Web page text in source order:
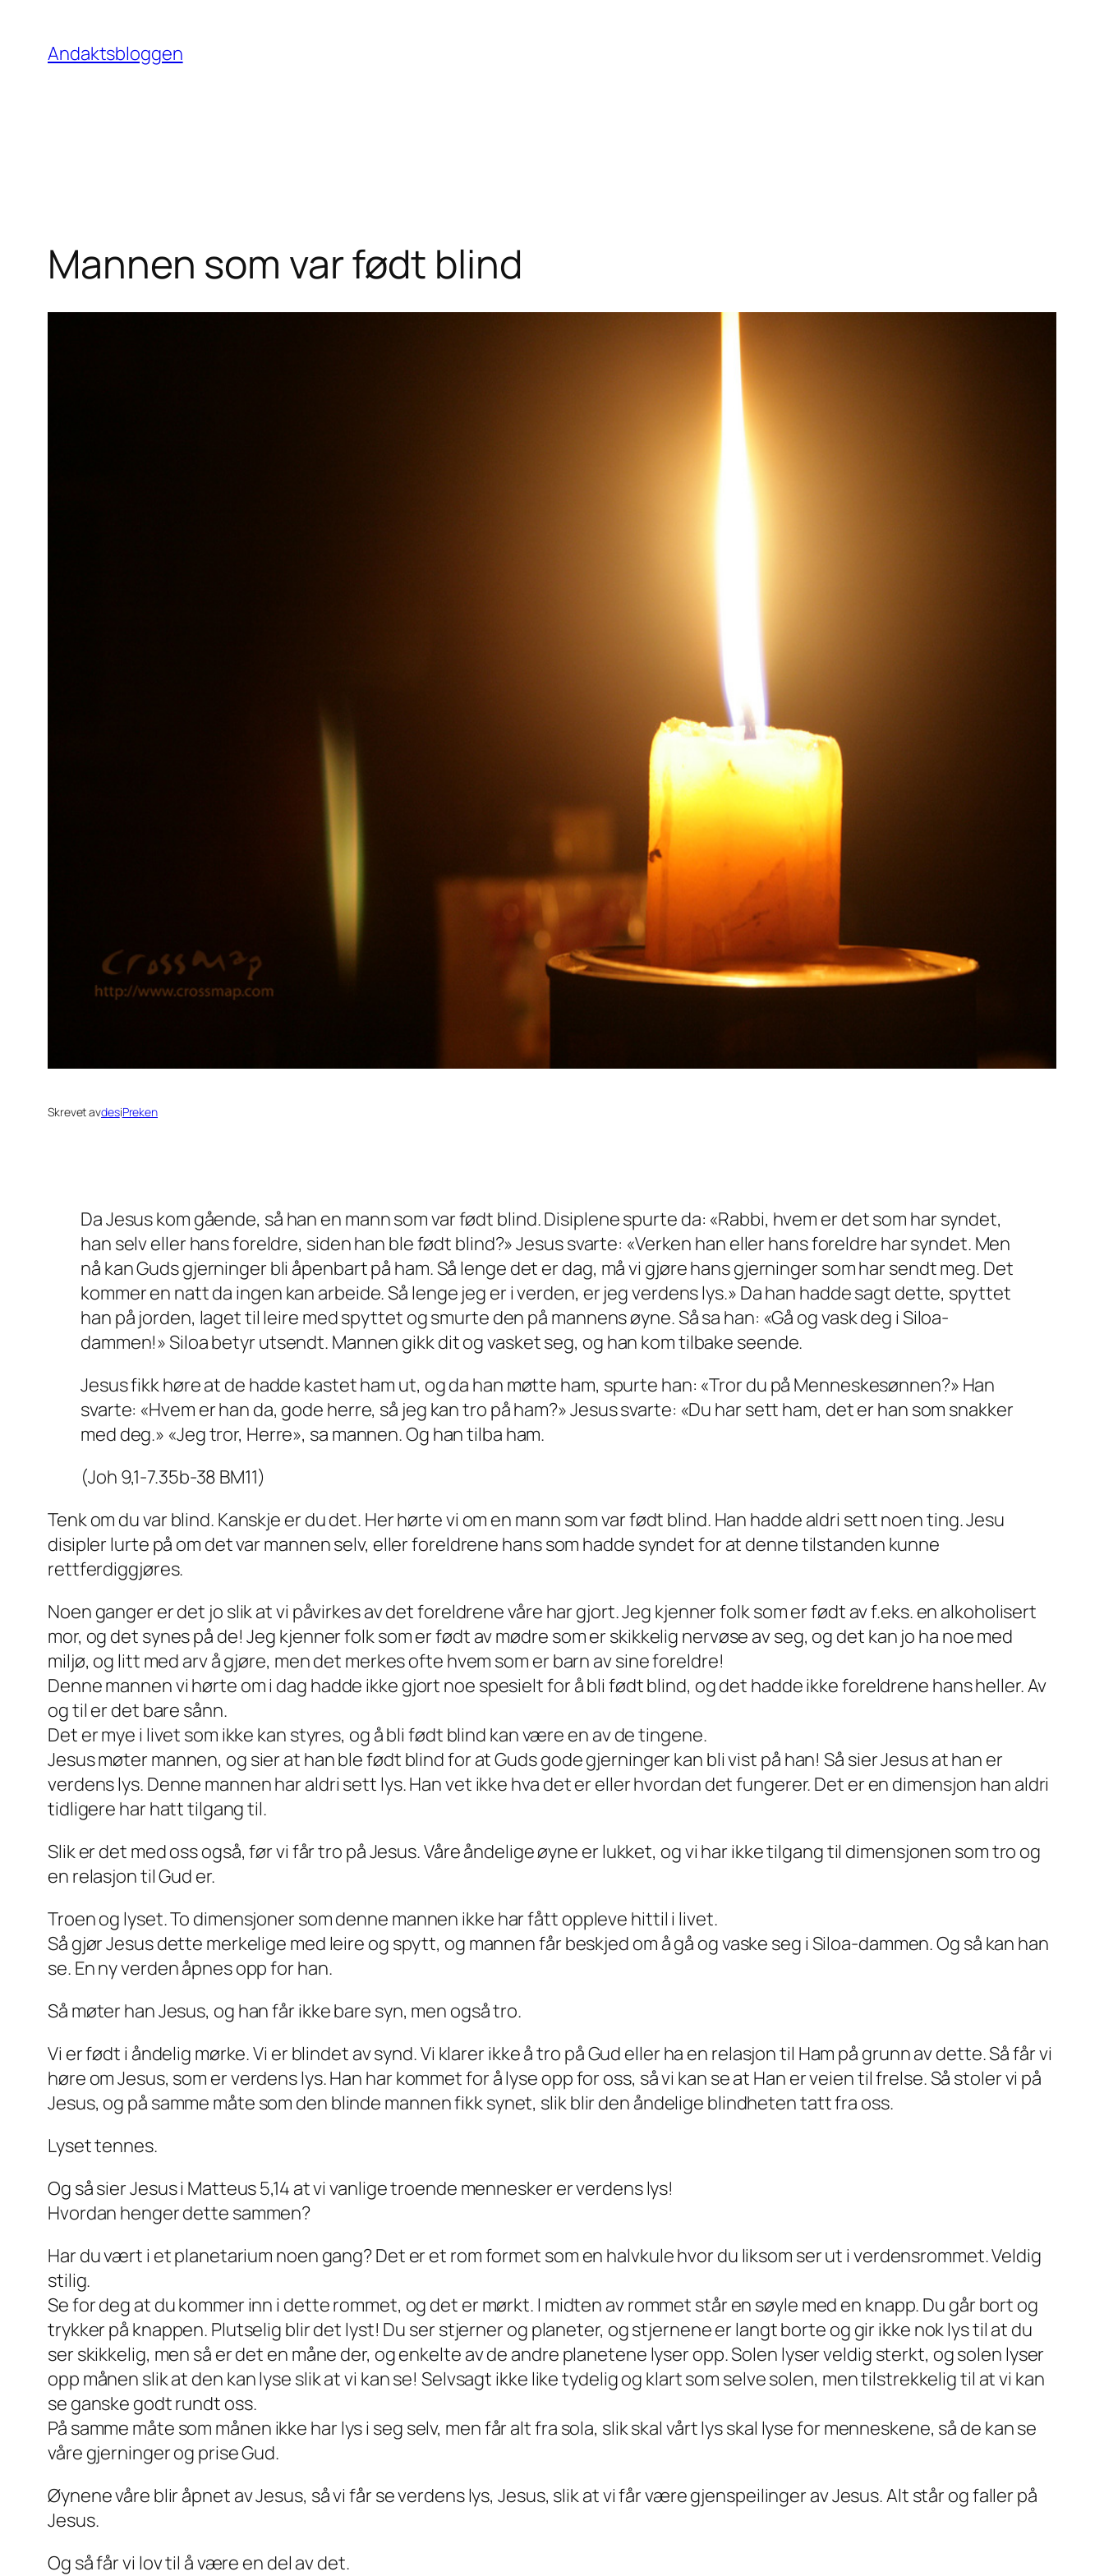
innhold
Andaktsbloggen
Mannen som var født blind
Skrevet avdesiPreken
Da Jesus kom gående, så han en mann som var født blind. Disiplene spurte da: «Rabbi, hvem er det som har syndet,
han selv eller hans foreldre, siden han ble født blind?» Jesus svarte: «Verken han eller hans foreldre har syndet. Men
nå kan Guds gjerninger bli åpenbart på ham. Så lenge det er dag, må vi gjøre hans gjerninger som har sendt meg. Det
kommer en natt da ingen kan arbeide. Så lenge jeg er i verden, er jeg verdens lys.» Da han hadde sagt dette, spyttet
han på jorden, laget til leire med spyttet og smurte den på mannens øyne. Så sa han: «Gå og vask deg i Siloa-
dammen!» Siloa betyr utsendt. Mannen gikk dit og vasket seg, og han kom tilbake seende.
Jesus fikk høre at de hadde kastet ham ut, og da han møtte ham, spurte han: «Tror du på Menneskesønnen?» Han
svarte: «Hvem er han da, gode herre, så jeg kan tro på ham?» Jesus svarte: «Du har sett ham, det er han som snakker
med deg.» «Jeg tror, Herre», sa mannen. Og han tilba ham.
(Joh 9,1-7.35b-38 BM11)
Tenk om du var blind. Kanskje er du det. Her hørte vi om en mann som var født blind. Han hadde aldri sett noen ting. Jesu
disipler lurte på om det var mannen selv, eller foreldrene hans som hadde syndet for at denne tilstanden kunne
rettferdiggjøres.
Noen ganger er det jo slik at vi påvirkes av det foreldrene våre har gjort. Jeg kjenner folk som er født av f.eks. en alkoholisert
mor, og det synes på de! Jeg kjenner folk som er født av mødre som er skikkelig nervøse av seg, og det kan jo ha noe med
miljø, og litt med arv å gjøre, men det merkes ofte hvem som er barn av sine foreldre!
Denne mannen vi hørte om i dag hadde ikke gjort noe spesielt for å bli født blind, og det hadde ikke foreldrene hans heller. Av
og til er det bare sånn.
Det er mye i livet som ikke kan styres, og å bli født blind kan være en av de tingene.
Jesus møter mannen, og sier at han ble født blind for at Guds gode gjerninger kan bli vist på han! Så sier Jesus at han er
verdens lys. Denne mannen har aldri sett lys. Han vet ikke hva det er eller hvordan det fungerer. Det er en dimensjon han aldri
tidligere har hatt tilgang til.
Slik er det med oss også, før vi får tro på Jesus. Våre åndelige øyne er lukket, og vi har ikke tilgang til dimensjonen som tro og
en relasjon til Gud er.
Troen og lyset. To dimensjoner som denne mannen ikke har fått oppleve hittil i livet.
Så gjør Jesus dette merkelige med leire og spytt, og mannen får beskjed om å gå og vaske seg i Siloa-dammen. Og så kan han
se. En ny verden åpnes opp for han.
Så møter han Jesus, og han får ikke bare syn, men også tro.
Vi er født i åndelig mørke. Vi er blindet av synd. Vi klarer ikke å tro på Gud eller ha en relasjon til Ham på grunn av dette. Så får vi
høre om Jesus, som er verdens lys. Han har kommet for å lyse opp for oss, så vi kan se at Han er veien til frelse. Så stoler vi på
Jesus, og på samme måte som den blinde mannen fikk synet, slik blir den åndelige blindheten tatt fra oss.
Lyset tennes.
Og så sier Jesus i Matteus 5,14 at vi vanlige troende mennesker er verdens lys!
Hvordan henger dette sammen?
Har du vært i et planetarium noen gang? Det er et rom formet som en halvkule hvor du liksom ser ut i verdensrommet. Veldig
stilig.
Se for deg at du kommer inn i dette rommet, og det er mørkt. I midten av rommet står en søyle med en knapp. Du går bort og
trykker på knappen. Plutselig blir det lyst! Du ser stjerner og planeter, og stjernene er langt borte og gir ikke nok lys til at du
ser skikkelig, men så er det en måne der, og enkelte av de andre planetene lyser opp. Solen lyser veldig sterkt, og solen lyser
opp månen slik at den kan lyse slik at vi kan se! Selvsagt ikke like tydelig og klart som selve solen, men tilstrekkelig til at vi kan
se ganske godt rundt oss.
På samme måte som månen ikke har lys i seg selv, men får alt fra sola, slik skal vårt lys skal lyse for menneskene, så de kan se
våre gjerninger og prise Gud.
Øynene våre blir åpnet av Jesus, så vi får se verdens lys, Jesus, slik at vi får være gjenspeilinger av Jesus. Alt står og faller på
Jesus.
Og så får vi lov til å være en del av det.